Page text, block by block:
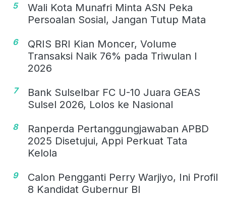
5
Wali Kota Munafri Minta ASN Peka
Persoalan Sosial, Jangan Tutup Mata
6
QRIS BRI Kian Moncer, Volume
Transaksi Naik 76% pada Triwulan I
2026
7
Bank Sulselbar FC U-10 Juara GEAS
Sulsel 2026, Lolos ke Nasional
8
Ranperda Pertanggungjawaban APBD
2025 Disetujui, Appi Perkuat Tata
Kelola
9
Calon Pengganti Perry Warjiyo, Ini Profil
8 Kandidat Gubernur BI